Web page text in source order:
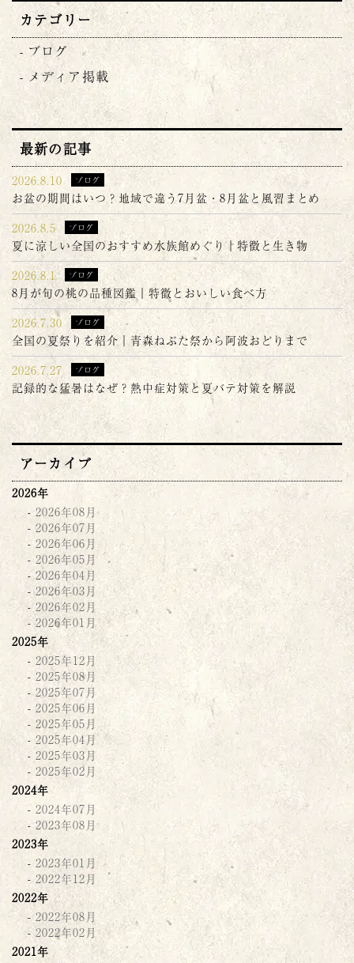
カテゴリー
ブログ
メディア掲載
最新の記事
2026.8.10 ブログ
お盆の期間はいつ？地域で違う7月盆・8月盆と風習まとめ
2026.8.5
ブログ
夏に涼しい全国のおすすめ水族館めぐり｜特徴と生き物
2026.8.1
ブログ
8月が旬の桃の品種図鑑｜特徴とおいしい食べ方
2026.7.30
ブログ
全国の夏祭りを紹介｜青森ねぶた祭から阿波おどりまで
2026.7.27
ブログ
記録的な猛暑はなぜ？熱中症対策と夏バテ対策を解説
アーカイブ
2026年
2026年08月
2026年07月
2026年06月
2026年05月
2026年04月
2026年03月
2026年02月
2026年01月
2025年
2025年12月
2025年08月
2025年07月
2025年06月
2025年05月
2025年04月
2025年03月
2025年02月
2024年
2024年07月
2023年08月
2023年
2023年01月
2022年12月
2022年
2022年08月
2022年02月
2021年